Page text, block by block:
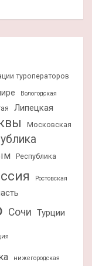
туроператоров
Вологодская
Липецкая
Московская
Республика
Ростовская
Сочи Турции
нижегородская